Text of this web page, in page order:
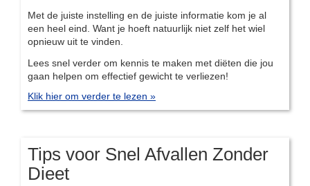
Met de juiste instelling en de juiste informatie kom je al
een heel eind. Want je hoeft natuurlijk niet zelf het wiel
opnieuw uit te vinden.
Lees snel verder om kennis te maken met diëten die jou
gaan helpen om effectief gewicht te verliezen!
Klik hier om verder te lezen »
Tips voor Snel Afvallen Zonder
Dieet